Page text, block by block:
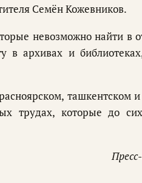
Семён Кожевников.
невозможно найти в
в архивах и
ташкентском
трудах, которые до